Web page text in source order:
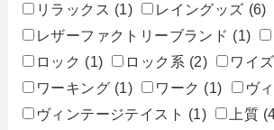
リラックス (1) レイングッズ (6)
レザーファクトリーブランド (1)
ロック (1) ロック系 (2) ワイ
ワーキング (1) ワーク (1) ヴ
ヴィンテージテイスト (1) 上質